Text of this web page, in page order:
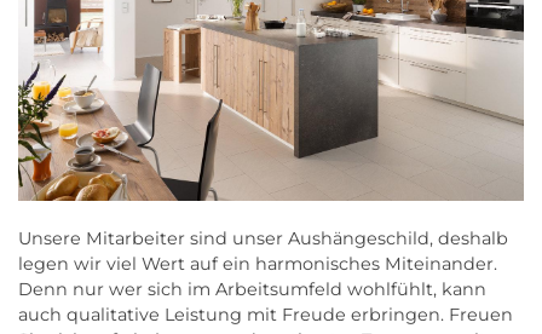
Unsere Mitarbeiter sind unser Aushängeschild, deshalb
legen wir viel Wert auf ein harmonisches Miteinander.
Denn nur wer sich im Arbeitsumfeld wohlfühlt, kann
auch qualitative Leistung mit Freude erbringen. Freuen